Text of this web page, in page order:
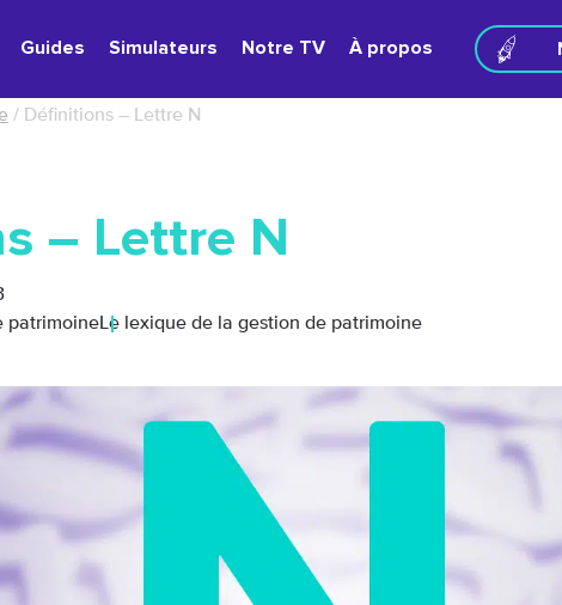
Guides Simulateurs Notre TV À propos
/ Définitions – Lettre N
– Lettre N
patrimoineLe lexique de la gestion de patrimoine